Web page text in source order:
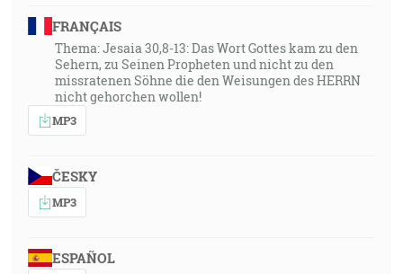
FRANÇAIS
Thema: Jesaia 30,8-13: Das Wort Gottes kam zu den
Sehern, zu Seinen Propheten und nicht zu den
missratenen Söhne die den Weisungen des HERRN
nicht gehorchen wollen!
MP3
ČESKY
MP3
ESPAÑOL